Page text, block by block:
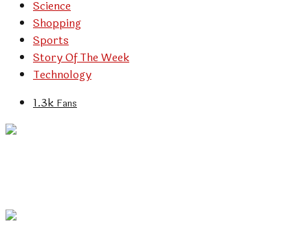
Science
Shopping
Sports
Story Of The Week
Technology
1.3k Fans